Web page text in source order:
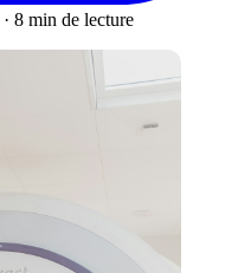
· 8 min de lecture